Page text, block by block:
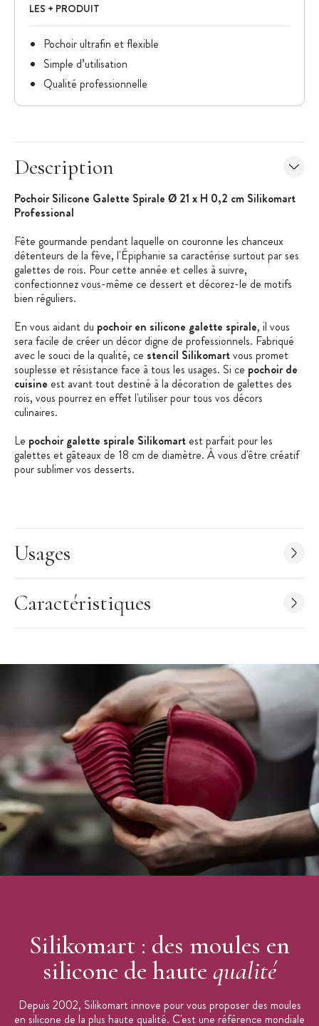
LES + PRODUIT
Pochoir ultrafin et flexible
Simple d’utilisation
Qualité professionnelle
Description
Pochoir Silicone Galette Spirale Ø 21 x H 0,2 cm Silikomart
Professional
Fête gourmande pendant laquelle on couronne les chanceux
détenteurs de la fève, l'Épiphanie sa caractérise surtout par ses
galettes de rois. Pour cette année et celles à suivre,
confectionnez vous-même ce dessert et décorez-le de motifs
bien réguliers.
En vous aidant du pochoir en silicone galette spirale, il vous
sera facile de créer un décor digne de professionnels. Fabriqué
avec le souci de la qualité, ce stencil Silikomartvous promet
souplesse et résistance face à tous les usages. Si ce pochoir de
cuisine est avant tout destiné à la décoration de galettes des
rois, vous pourrez en effet l'utiliser pour tous vos décors
culinaires.
Le pochoir galette spirale Silikomart est parfait pour les
galettes et gâteaux de 18 cm de diamètre. À vous d'être créatif
pour sublimer vos desserts.
Pochoir galette
Matière : silicone platinum
Thème : Épiphanie
Dimensions moule : Ø 21 x H 0,2 cm
Pour une galette de 18 cm
Lavable au lave-vaisselle
Sans BPA, sans PFAS
Italie
Marque :Silikomart
Usages
Caractéristiques
Silikomart : des moules en
silicone de hautequalité
Depuis 2002, Silikomart innove pour vous proposer des moules
en silicone de la plus haute qualité. C'est une référence mondiale